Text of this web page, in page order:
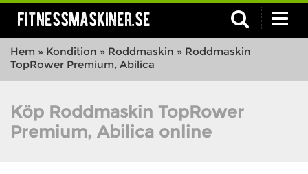
fitnessmaskiner.se
Hem » Kondition » Roddmaskin » Roddmaskin
TopRower Premium, Abilica
Köp Roddmaskin TopRower
Premium, Abilica online